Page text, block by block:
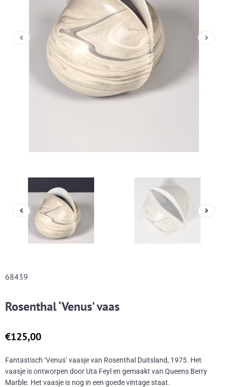
68439
Rosenthal ‘Venus’ vaas
€125,00
Fantastisch ‘Venus’ vaasje van Rosenthal Duitsland, 1975. Het
vaasje is ontworpen door Uta Feyl en gemaakt van Queens Berry
Marble. Het vaasje is nog in een goede vintage staat.